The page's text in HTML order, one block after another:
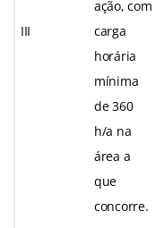
III
ação, com
carga
horária
mínima
de 360
h/a na
área a
que
concorre.